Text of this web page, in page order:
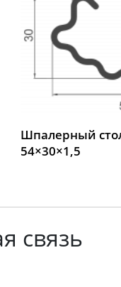
Шпалерный
54×30×1,5
связь